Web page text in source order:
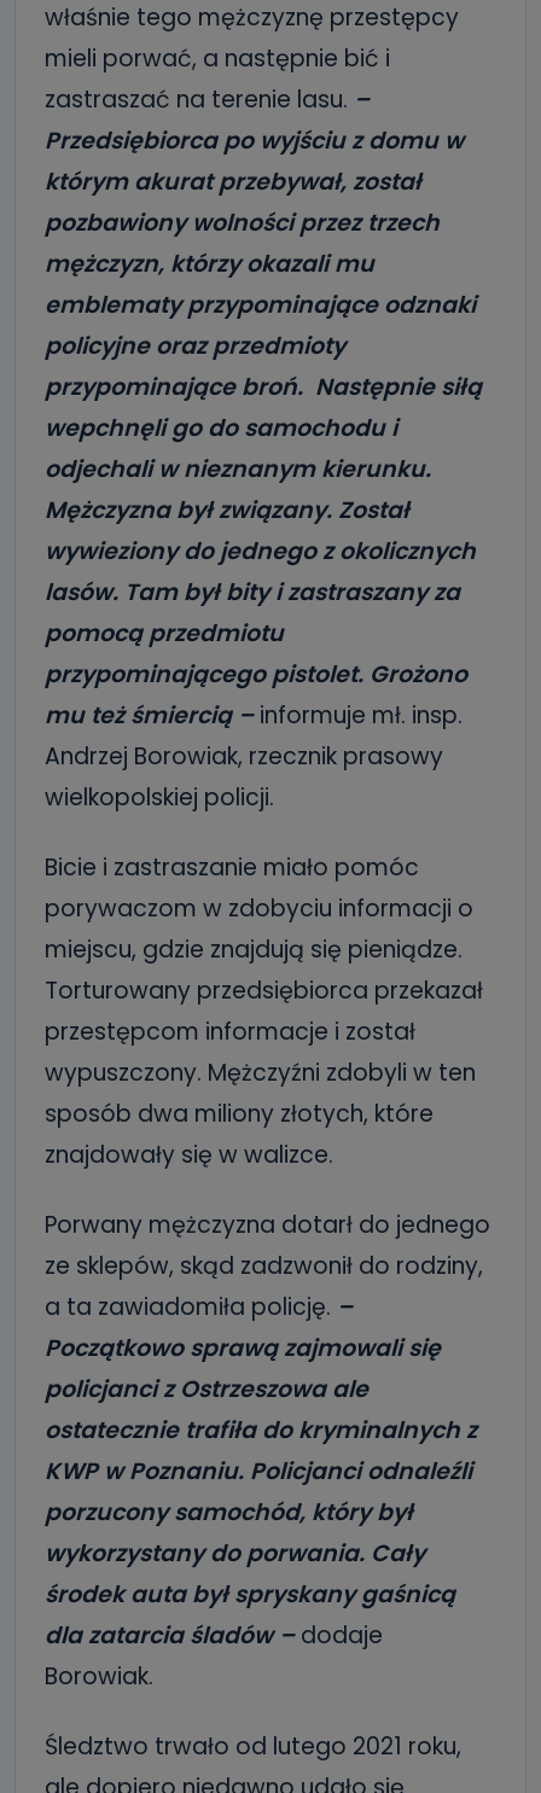
właśnie tego mężczyznę przestępcy
mieli porwać, a następnie bić i
zastraszać na terenie lasu. –
Przedsiębiorca po wyjściu z domu w
którym akurat przebywał, został
pozbawiony wolności przez trzech
mężczyzn, którzy okazali mu
emblematy przypominające odznaki
policyjne oraz przedmioty
przypominające broń. Następnie siłą
wepchnęli go do samochodu i
odjechali w nieznanym kierunku.
Mężczyzna był związany. Został
wywieziony do jednego z okolicznych
lasów. Tam był bity i zastraszany za
pomocą przedmiotu
przypominającego pistolet. Grożono
mu też śmiercią – informuje mł. insp.
Andrzej Borowiak, rzecznik prasowy
wielkopolskiej policji.
Bicie i zastraszanie miało pomóc
porywaczom w zdobyciu informacji o
miejscu, gdzie znajdują się pieniądze.
Torturowany przedsiębiorca przekazał
przestępcom informacje i został
wypuszczony. Mężczyźni zdobyli w ten
sposób dwa miliony złotych, które
znajdowały się w walizce.
Porwany mężczyzna dotarł do jednego
ze sklepów, skąd zadzwonił do rodziny,
a ta zawiadomiła policję. –
Początkowo sprawą zajmowali się
policjanci z Ostrzeszowa ale
ostatecznie trafiła do kryminalnych z
KWP w Poznaniu. Policjanci odnaleźli
porzucony samochód, który był
wykorzystany do porwania. Cały
środek auta był spryskany gaśnicą
dla zatarcia śladów –dodaje
Borowiak.
Śledztwo trwało od lutego 2021 roku,